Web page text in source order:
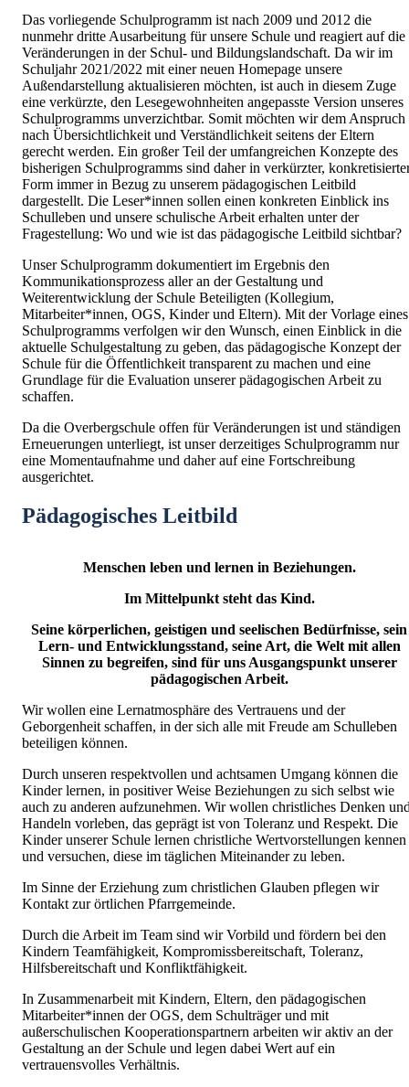
Das vorliegende Schulprogramm ist nach 2009 und 2012 die
nunmehr dritte Ausarbeitung für unsere Schule und reagiert auf die
Veränderungen in der Schul- und Bildungslandschaft. Da wir im
Schuljahr 2021/2022 mit einer neuen Homepage unsere
Außendarstellung aktualisieren möchten, ist auch in diesem Zuge
eine verkürzte, den Lesegewohnheiten angepasste Version unseres
Schulprogramms unverzichtbar. Somit möchten wir dem Anspruch
nach Übersichtlichkeit und Verständlichkeit seitens der Eltern
gerecht werden. Ein großer Teil der umfangreichen Konzepte des
bisherigen Schulprogramms sind daher in verkürzter,
Form immer in Bezug zu unserem pädagogischen Leitbild
dargestellt. Die Leser*innen sollen einen konkreten Einblick ins
Schulleben und unsere schulische Arbeit erhalten unter der
Fragestellung: Wo und wie ist das pädagogische Leitbild sichtbar?
Unser Schulprogramm dokumentiert im Ergebnis den
Kommunikationsprozess aller an der Gestaltung und
Weiterentwicklung der Schule Beteiligten (Kollegium,
Mitarbeiter*innen, OGS, Kinder und Eltern). Mit der Vorlage eines
Schulprogramms verfolgen wir den Wunsch, einen Einblick in die
aktuelle Schulgestaltung zu geben, das pädagogische Konzept der
Schule für die Öffentlichkeit transparent zu machen und eine
Grundlage für die Evaluation unserer pädagogischen Arbeit zu
schaffen.
Da die Overbergschule offen für Veränderungen ist und ständigen
Erneuerungen unterliegt, ist unser derzeitiges Schulprogramm nur
eine Momentaufnahme und daher auf eine Fortschreibung
ausgerichtet.
Pädagogisches Leitbild
Menschen leben und lernen in Beziehungen.
Im Mittelpunkt steht das Kind.
Seine körperlichen, geistigen und seelischen Bedürfnisse, sein
Lern- und Entwicklungsstand, seine Art, die Welt mit allen
Sinnen zu begreifen, sind für uns Ausgangspunkt unserer
pädagogischen Arbeit.
Wir wollen eine Lernatmosphäre des Vertrauens und der
Geborgenheit schaffen, in der sich alle mit Freude am Schulleben
beteiligen können.
Durch unseren respektvollen und achtsamen Umgang können die
Kinder lernen, in positiver Weise Beziehungen zu sich selbst wie
auch zu anderen aufzunehmen. Wir wollen christliches Denken
Handeln vorleben, das geprägt ist von Toleranz und Respekt. Die
Kinder unserer Schule lernen christliche Wertvorstellungen kennen
und versuchen, diese im täglichen Miteinander zu leben.
Im Sinne der Erziehung zum christlichen Glauben pflegen wir
Kontakt zur örtlichen Pfarrgemeinde.
Durch die Arbeit im Team sind wir Vorbild und fördern bei den
Kindern Teamfähigkeit, Kompromissbereitschaft, Toleranz,
Hilfsbereitschaft und Konfliktfähigkeit.
In Zusammenarbeit mit Kindern, Eltern, den pädagogischen
Mitarbeiter*innen der OGS, dem Schulträger und mit
außerschulischen Kooperationspartnern arbeiten wir aktiv an der
Gestaltung an der Schule und legen dabei Wert auf ein
vertrauensvolles Verhältnis.